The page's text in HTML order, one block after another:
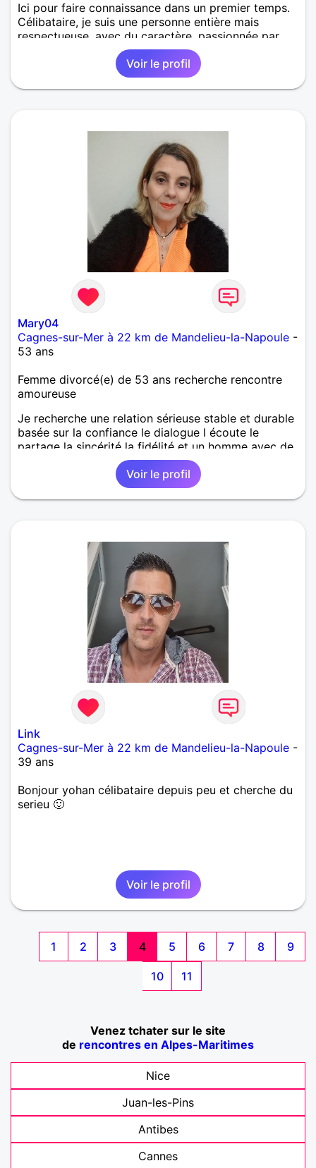
Ici pour faire connaissance dans un premier temps.
Célibataire, je suis une personne entière mais
respectueuse, avec du caractère, passionnée par
l'amour, la nature... Emprise de liberté, je n'aime pas
être bridée. Je ne supporte pas l'injustice. Je suis
curieuse de la vie et aimerais partager la mienne
avec un homme mature, assez indépendant mais
Voir le profil
Mary04
Cagnes-sur-Mer à 22 km de Mandelieu-la-Napoule -
53 ans
Femme divorcé(e) de 53 ans recherche rencontre
amoureuse
Je recherche une relation sérieuse stable et durable
basée sur la confiance le dialogue l écoute le
partage la sincérité la fidélité et un homme avec de
Voir le profil
Link
Cagnes-sur-Mer à 22 km de Mandelieu-la-Napoule -
39 ans
Bonjour yohan célibataire depuis peu et cherche du
serieu 🙂
Voir le profil
1 2 3 4 5 6 7 8 9
10 11
Venez tchater sur le site
de rencontres en Alpes-Maritimes
Nice
Juan-les-Pins
Antibes
Cannes